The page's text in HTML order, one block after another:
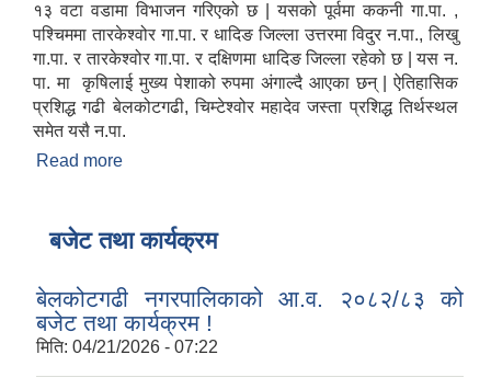
१३ वटा वडामा विभाजन गरिएको छ | यसको पूर्वमा ककनी गा.पा. ,
पश्चिममा तारकेश्वोर गा.पा. र धादिङ जिल्ला उत्तरमा विदुर न.पा., लिखु
गा.पा. र तारकेश्वोर गा.पा. र दक्षिणमा धादिङ जिल्ला रहेको छ | यस न.
पा. मा कृषिलाई मुख्य पेशाको रुपमा अंगाल्दै आएका छन् | ऐतिहासिक
प्रशिद्ध गढी बेलकोटगढी, चिम्टेश्वोर महादेव जस्ता प्रशिद्ध तिर्थस्थल
समेत यसै न.पा.
Read more
बजेट तथा कार्यक्रम
बेलकोटगढी नगरपालिकाको आ.व. २०८२/८३ को
बजेट तथा कार्यक्रम !
मिति: 04/21/2026 - 07:22